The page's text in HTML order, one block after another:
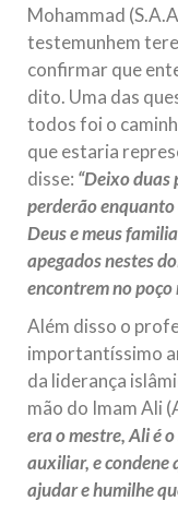
Mohammad
testemunhem
confirmar que
dito. Uma das
todos foi o
que estaria
disse: “Deixo duas
perderão enquanto
Deus e meus
apegados nestes
encontrem no poço
Além disso o
importantíssimo
da liderança
mão do Imam Ali
era o mestre, Ali é
auxiliar, e condene
ajudar e humilhe